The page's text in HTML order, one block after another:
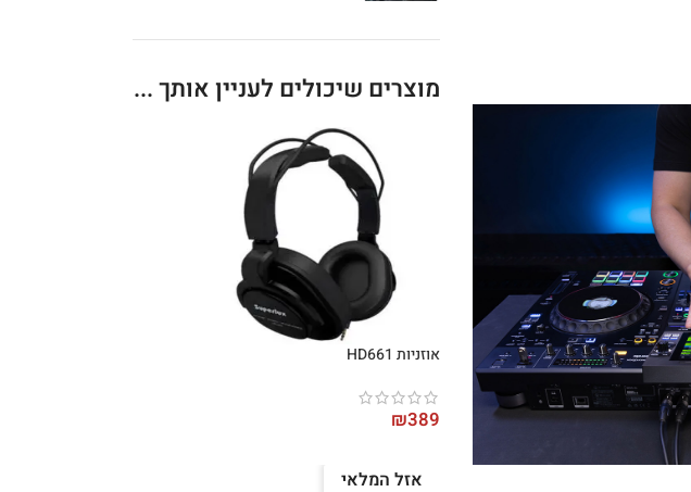
מוצרים שיכולים לעניין אותך ...
אוזניות HD661
₪389
אזל המלאי